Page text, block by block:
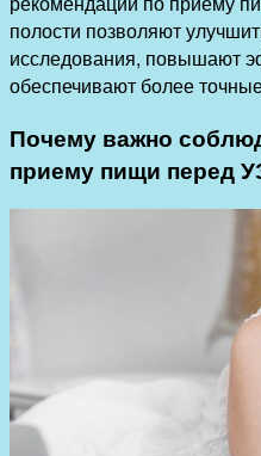
полости позволяют
исследования, повышают
обеспечивают более
Почему важно
приему пищи перед